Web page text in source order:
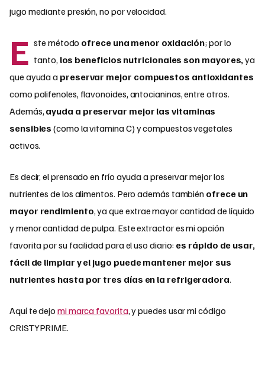
jugo mediante presión, no por velocidad.
E ste método ofrece una menor oxidación; por lo
tanto, los beneficios nutricionales son mayores, ya
que ayuda a preservar mejor compuestos antioxidantes
como polifenoles, flavonoides, antocianinas, entre otros.
Además, ayuda a preservar mejor las vitaminas
sensibles (como la vitamina C) y compuestos vegetales
activos.
Es decir, el prensado en frío ayuda a preservar mejor los
nutrientes de los alimentos. Pero además también ofrece un
mayor rendimiento, ya que extrae mayor cantidad de líquido
y menor cantidad de pulpa. Este extractor es mi opción
favorita por su facilidad para el uso diario: es rápido de usar,
fácil de limpiar y el jugo puede mantener mejor sus
nutrientes hasta por tres días en la refrigeradora.
Aquí te dejo mi marca favorita, y puedes usar mi código
CRISTYPRIME.